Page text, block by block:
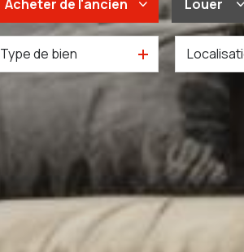
Acheter de l'ancien
De l'ancien
Louer
à
De
Type de bien